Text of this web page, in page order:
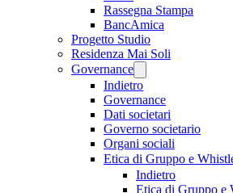
Rassegna Stampa
BancAmica
Progetto Studio
Residenza Mai Soli
Governance
Indietro
Governance
Dati societari
Governo societario
Organi sociali
Etica di Gruppo e
Indietro
Etica di Gruppo e